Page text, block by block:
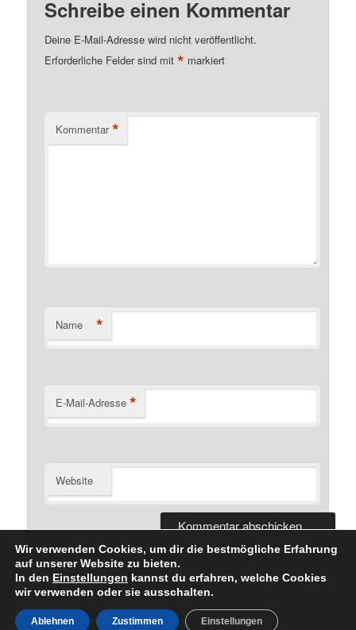
Schreibe einen Kommentar
Deine E-Mail-Adresse wird nicht veröffentlicht.
Erforderliche Felder sind mit* markiert
Kommentar *
Name *
E-Mail-Adresse *
Website
Datenschutzerklärung Stolz präsentiert von WordPress
Wir verwenden Cookies, um dir die bestmögliche Erfahrung
auf unserer Website zu bieten.
In den Einstellungen kannst du erfahren, welche Cookies
wir verwenden oder sie ausschalten.
Zustimmen
Ablehnen Einstellungen